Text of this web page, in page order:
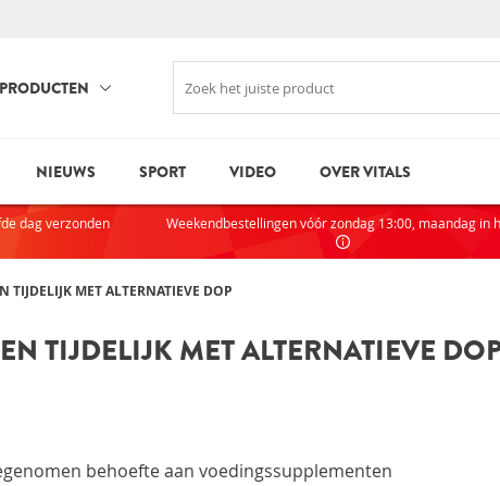
PRODUCTEN
E-mailadres
Wachtwoord
Blijf ingelogd
NIEUWS SPORT VIDEO OVER VITALS
dag verzonden Weekendbestellingen vóór zondag 13:00, maandag in
TIJDELIJK MET ALTERNATIEVE DOP
TIJDELIJK MET ALTERNATIEVE
behoefte aan voedingssupplementen